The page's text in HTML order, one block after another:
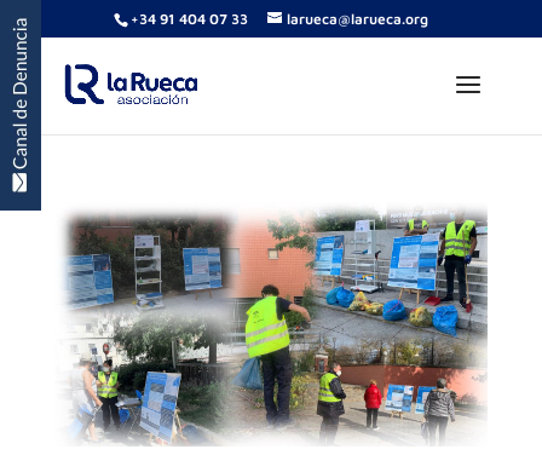
+34 91 404 07 33 larueca@larueca.org